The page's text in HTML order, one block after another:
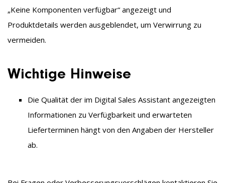
„Keine Komponenten verfügbar“ angezeigt und
Produktdetails werden ausgeblendet, um Verwirrung zu
vermeiden.
Wichtige Hinweise
Die Qualität der im Digital Sales Assistant angezeigten
Informationen zu Verfügbarkeit und erwarteten
Lieferterminen hängt von den Angaben der Hersteller
ab.